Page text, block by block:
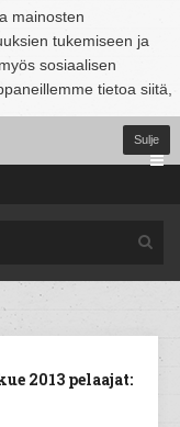
mainosten
tukemiseen ja
sosiaalisen
tietoa siitä,
Sulje
2013 pelaajat: